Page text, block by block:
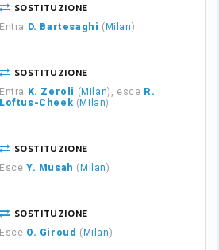
SOSTITUZIONE
Entra D. Bartesaghi ( Milan)
SOSTITUZIONE
Entra K. Zeroli ( Milan), esce R.
Loftus-Cheek ( Milan)
SOSTITUZIONE
Esce Y. Musah ( Milan)
SOSTITUZIONE
Esce O. Giroud ( Milan)